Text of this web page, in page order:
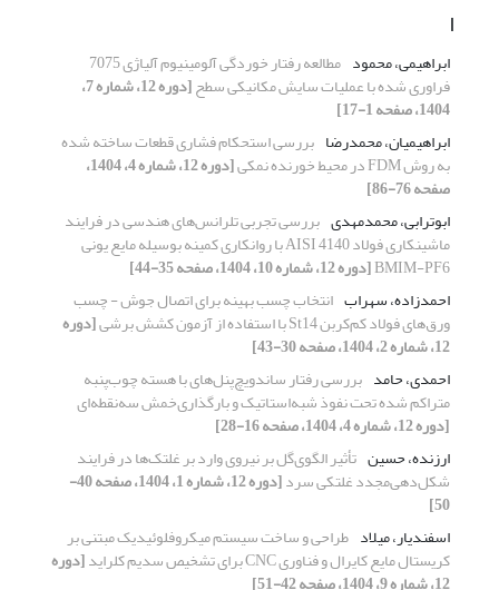
ا
ابراهیمی، محمود مطالعه رفتار خوردگی آلومینیوم آلیاژی 7075
فراوری شده با عملیات سایش مکانیکی سطح [دوره 12، شماره 7،
1404، صفحه 1-17]
ابراهیمیان، محمدرضا بررسی استحکام فشاری قطعات ساخته شده
به روش FDM در محیط خورنده نمکی [دوره 12، شماره 4، 1404،
صفحه 76-86]
ابوترابی، محمدمهدی بررسی تجربی تلرانس‌های هندسی در فرایند
ماشینکاری فولادAISI 4140با روانکاری کمینه بوسیله مایع یونی
BMIM-PF6[دوره 12، شماره 10، 1404، صفحه 35-44]
احمدزاده، سهراب انتخاب چسب بهینه برای اتصال‌ جوش - چسب
ورق‌های فولاد کم‌کربن St14 با استفاده از آزمون کشش برشی [دوره
12، شماره 2، 1404، صفحه 30-43]
احمدی، حامد بررسی رفتار ساندویچ‌پنل‌های با هسته چوب‌پنبه
متراکم شده تحت نفوذ شبه‌استاتیک و بارگذاری‌خمش سه‌نقطه‌ای
[دوره 12، شماره 4، 1404، صفحه 16-28]
ارزنده، حسین تأثیر الگوی‌گل بر نیروی وارد بر غلتک‌ها در فرایند
شکل‌دهی‌مجدد غلتکی سرد [دوره 12، شماره 1، 1404، صفحه 40-
50]
اسفندیار، میلاد طراحی و ساخت سیستم میکروفلوئیدیک مبتنی بر
کریستال مایع کایرال و فناوریCNCبرای تشخیص سدیم کلراید[دوره
12، شماره 9، 1404، صفحه 42-51]